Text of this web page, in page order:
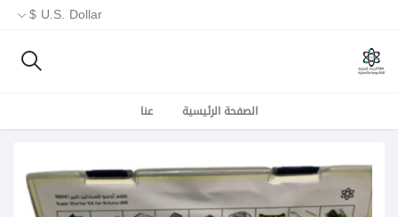
U.S. Dollar $
الصفحة الرئيسية عنا